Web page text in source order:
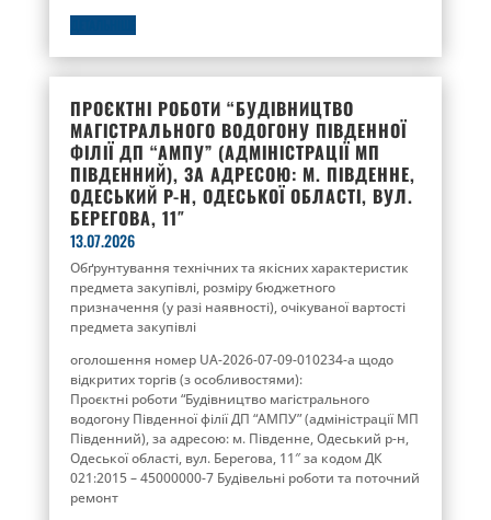
ПРОЄКТНІ РОБОТИ “БУДІВНИЦТВО
МАГІСТРАЛЬНОГО ВОДОГОНУ ПІВДЕННОЇ
ФІЛІЇ ДП “АМПУ” (АДМІНІСТРАЦІЇ МП
ПІВДЕННИЙ), ЗА АДРЕСОЮ: М. ПІВДЕННЕ,
ОДЕСЬКИЙ Р-Н, ОДЕСЬКОЇ ОБЛАСТІ, ВУЛ.
БЕРЕГОВА, 11″
13.07.2026
Обґрунтування технічних та якісних характеристик
предмета закупівлі, розміру бюджетного
призначення (у разі наявності), очікуваної вартості
предмета закупівлі
оголошення номер UA-2026-07-09-010234-a щодо
відкритих торгів (з особливостями):
Проєктні роботи “Будівництво магістрального
водогону Південної філії ДП “АМПУ” (адміністрації МП
Південний), за адресою: м. Південне, Одеський р-н,
Одеської області, вул. Берегова, 11″ за кодом ДК
021:2015 – 45000000-7 Будівельні роботи та поточний
ремонт